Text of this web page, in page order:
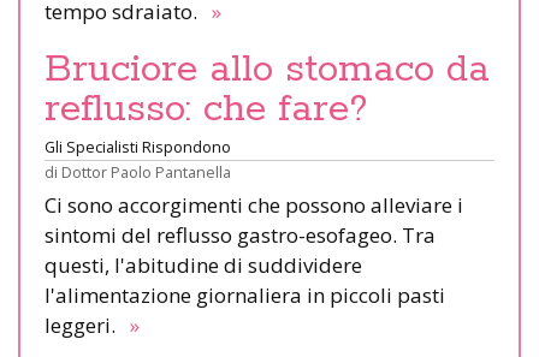
tempo sdraiato. »
Bruciore allo stomaco da
reflusso: che fare?
Gli Specialisti Rispondono
di Dottor Paolo Pantanella
Ci sono accorgimenti che possono alleviare i
sintomi del reflusso gastro-esofageo. Tra
questi, l'abitudine di suddividere
l'alimentazione giornaliera in piccoli pasti
leggeri. »